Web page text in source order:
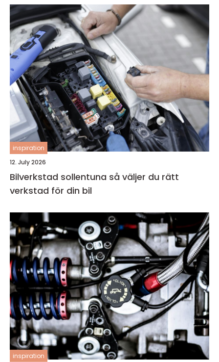
inspiration
12. July 2026
Bilverkstad sollentuna så väljer du rätt
verkstad för din bil
inspiration